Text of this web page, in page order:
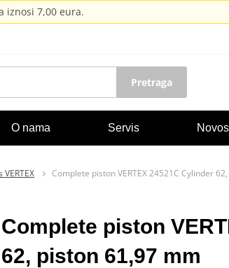
iznosi 7,00 eura.
Pretraga
O nama Servis
Complete piston VERTEX 24521C Cylinder
Complete piston
62, piston 61,97 mm